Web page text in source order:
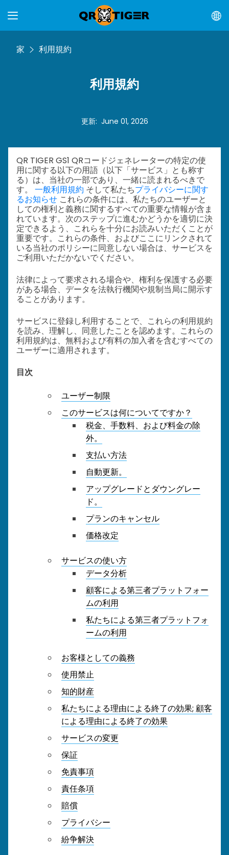
家 利用規約
利用規約
更新: June 01, 2026
QR TIGER GS1 QRコードジェネレーターの特定の使
用に関する以下の用語（以下「サービス」とも称す
る）は、当社の一部であり、一緒に読まれるべきで
す。 一般利用規約 そして私たちプライバシーに関す
るお知らせ これらの条件には、私たちのユーザーと
しての権利と義務に関するすべての重要な情報が含ま
れています。次のステップに進むかどうかを適切に決
定できるよう、これらを十分にお読みいただくことが
重要です。これらの条件、およびここにリンクされて
いる当社のポリシーに同意しない場合は、サービスを
ご利用いただかないでください。
法律によって要求される場合や、権利を保護する必要
がある場合、データを法執行機関や規制当局に開示す
ることがあります。
サービスに登録し利用することで、これらの利用規約
を読み、理解し、同意したことを認めます。これらの
利用規約は、無料および有料の加入者を含むすべての
ユーザーに適用されます。
目次
ユーザー制限
このサービスは何についてですか？
税金、手数料、および料金の除
外。
支払い方法
自動更新。
アップグレードとダウングレー
ド。
プランのキャンセル
価格改定
サービスの使い方
データ分析
顧客による第三者プラットフォー
ムの利用
私たちによる第三者プラットフォ
ームの利用
お客様としての義務
使用禁止
知的財産
私たちによる理由による終了の効果; 顧客
による理由による終了の効果
サービスの変更
保証
免責事項
責任条項
賠償
プライバシー
紛争解決